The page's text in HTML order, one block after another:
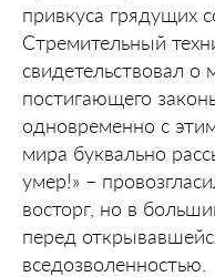
привкуса грядущих
Стремительный
свидетельствовал о
постигающего
одновременно с
мира буквально
умер!» –
восторг, но в
перед
вседозволенностью.